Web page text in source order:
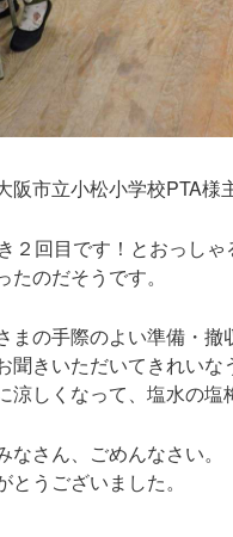
市立小松小学校PTA様
回目です！とおっしゃ
のだそうです。
の手際のよい準備・撤
きいただいてきれいな
しくなって、塩水の塩
さん、ごめんなさい。
うございました。